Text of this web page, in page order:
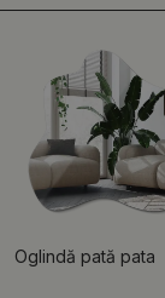
Oglindă pată pata